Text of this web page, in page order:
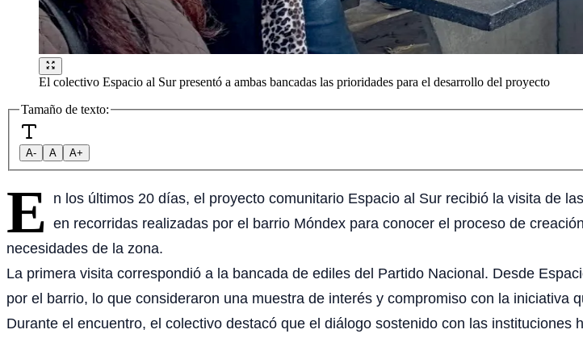
El colectivo Espacio al Sur presentó a ambas bancadas las prioridades para el desarrollo del proyecto
Tamaño de texto:
A- A A+
E n los últimos 20 días, el proyecto comunitario Espacio al Sur recibió la visita de
en recorridas realizadas por el barrio Móndex para conocer el proceso de
necesidades de la zona.
La primera visita correspondió a la bancada de ediles del Partido Nacional. Desde
por el barrio, lo que consideraron una muestra de interés y compromiso con la iniciativa
Durante el encuentro, el colectivo destacó que el diálogo sostenido con las